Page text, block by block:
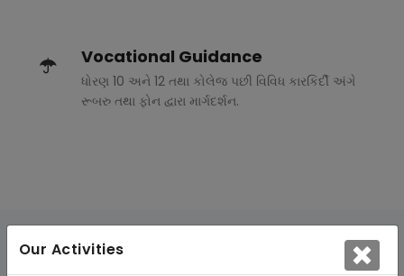
Our Activities
Vocational Guidance
ધોરણ 10 અને 12 તથા કોલેજ પછી વિવિધ કારકિર્દી અંગે
રૂબરુ તથા ફોન દ્વારા માર્ગદર્શન.